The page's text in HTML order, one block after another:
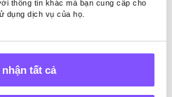
thông tin khác mà bạn cung cấp cho
dụng dịch vụ của họ.
tất cả
mặt hàng bạn muốn
để tránh chi tiêu quá
không cần. Đừng
cho đến khi bạn biết
sách cho phù hợp.
mua mọi sản phẩm